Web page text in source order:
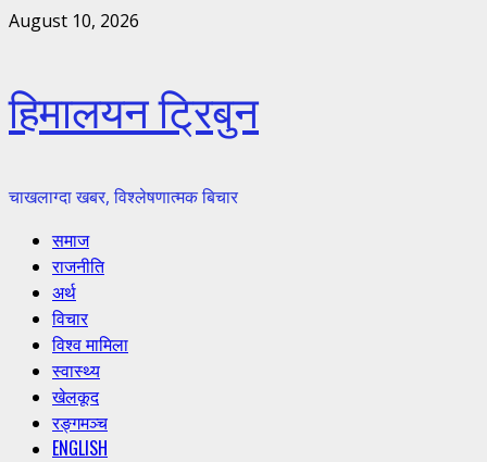
Skip
August 10, 2026
हिमालयन ट्रिबुन
चाखलाग्दा खबर, विश्लेषणात्मक बिचार
Primary
Menu
समाज
राजनीति
अर्थ
विचार
विश्व मामिला
स्वास्थ्य
खेलकूद
रङ्गमञ्च
ENGLISH